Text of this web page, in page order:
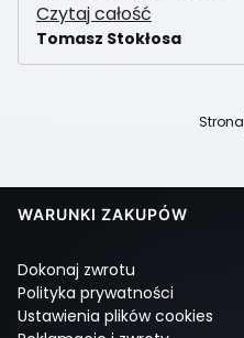
Czytaj całość
Tomasz Stokłosa
Strona
Linki w stopce
WARUNKI ZAKUPÓW
Dokonaj zwrotu
Polityka prywatności
Ustawienia plików cookies